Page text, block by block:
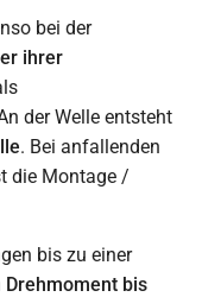
bei der
ihrer
der Welle entsteht
. Bei anfallenden
die Montage /
bis zu einer
Drehmoment bis